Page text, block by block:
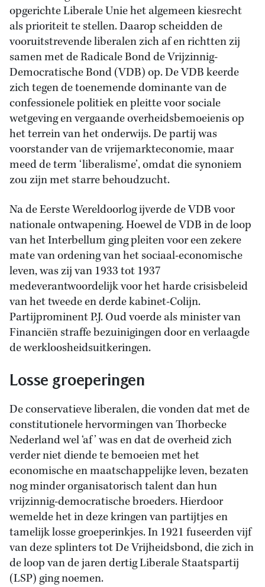
opgerichte Liberale Unie het algemeen kiesrecht
als prioriteit te stellen. Daarop scheidden de
vooruitstrevende liberalen zich af en richtten zij
samen met de Radicale Bond de Vrijzinnig-
Democratische Bond (VDB) op. De VDB keerde
zich tegen de toenemende dominante van de
confessionele politiek en pleitte voor sociale
wetgeving en vergaande overheidsbemoeienis op
het terrein van het onderwijs. De partij was
voorstander van de vrijemarkteconomie, maar
meed de term ‘liberalisme’, omdat die synoniem
zou zijn met starre behoudzucht.
Na de Eerste Wereldoorlog ijverde de VDB voor
nationale ontwapening. Hoewel de VDB in de loop
van het Interbellum ging pleiten voor een zekere
mate van ordening van het sociaal-economische
leven, was zij van 1933 tot 1937
medeverantwoordelijk voor het harde crisisbeleid
van het tweede en derde kabinet-Colijn.
Partijprominent P.J. Oud voerde als minister van
Financiën straffe bezuinigingen door en verlaagde
de werkloosheidsuitkeringen.
Losse groeperingen
De conservatieve liberalen, die vonden dat met de
constitutionele hervormingen van Thorbecke
Nederland wel ‘af’ was en dat de overheid zich
verder niet diende te bemoeien met het
economische en maatschappelijke leven, bezaten
nog minder organisatorisch talent dan hun
vrijzinnig-democratische broeders. Hierdoor
wemelde het in deze kringen van partijtjes en
tamelijk losse groeperinkjes. In 1921 fuseerden vijf
van deze splinters tot De Vrijheidsbond, die zich in
de loop van de jaren dertig Liberale Staatspartij
(LSP) ging noemen.